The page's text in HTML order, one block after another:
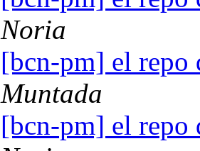
Noria
[bcn-pm] el repo
Muntada
[bcn-pm] el repo